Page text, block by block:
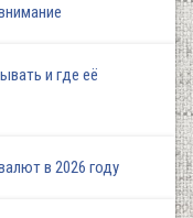
и где её
в 2026 году